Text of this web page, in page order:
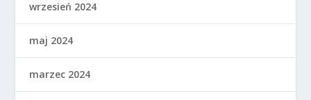
wrzesień 2024
maj 2024
marzec 2024